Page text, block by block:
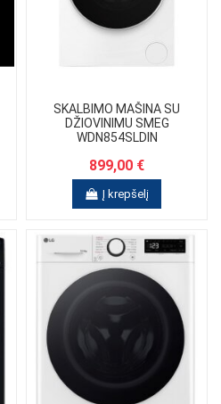
SKALBIMO MAŠINA SU
DŽIOVINIMU SMEG
WDN854SLDIN
899,00 €
Į krepšelį